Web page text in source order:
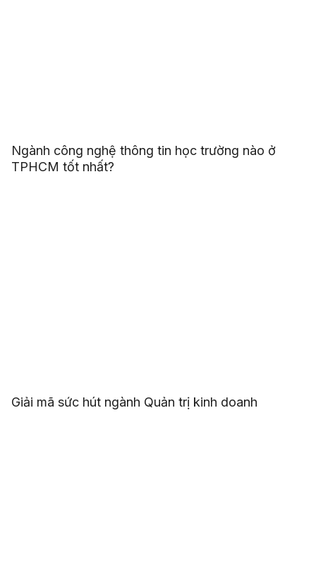
Ngành công nghệ thông tin học trường nào ở
TPHCM tốt nhất?
Giải mã sức hút ngành Quản trị kinh doanh